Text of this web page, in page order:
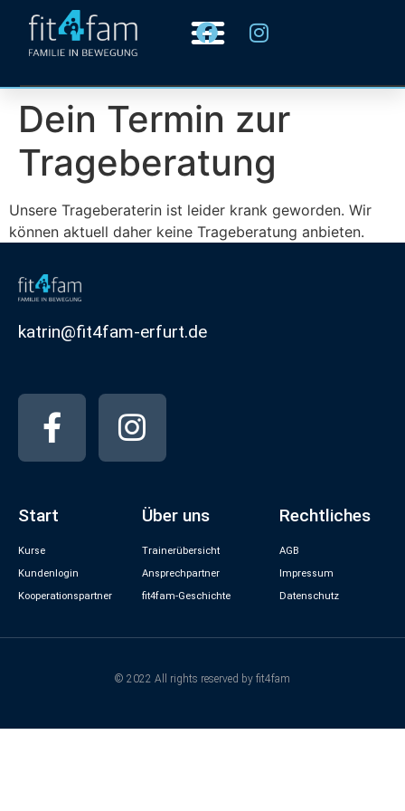
Dein Termin zur
Trageberatung
Unsere Trageberaterin ist leider krank geworden. Wir
können aktuell daher keine Trageberatung anbieten.
katrin@fit4fam-erfurt.de
Start
Kurse
Kundenlogin
Kooperationspartner
Über uns
Trainerübersicht
Ansprechpartner
fit4fam-Geschichte
Rechtliches
AGB
Impressum
Datenschutz
© 2022 All rights reserved by fit4fam